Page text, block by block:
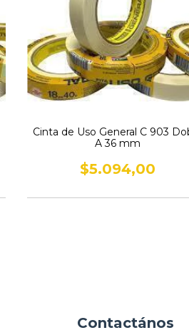
Cinta de Uso General C 903
A 36 mm
$5.094,00
Contactános